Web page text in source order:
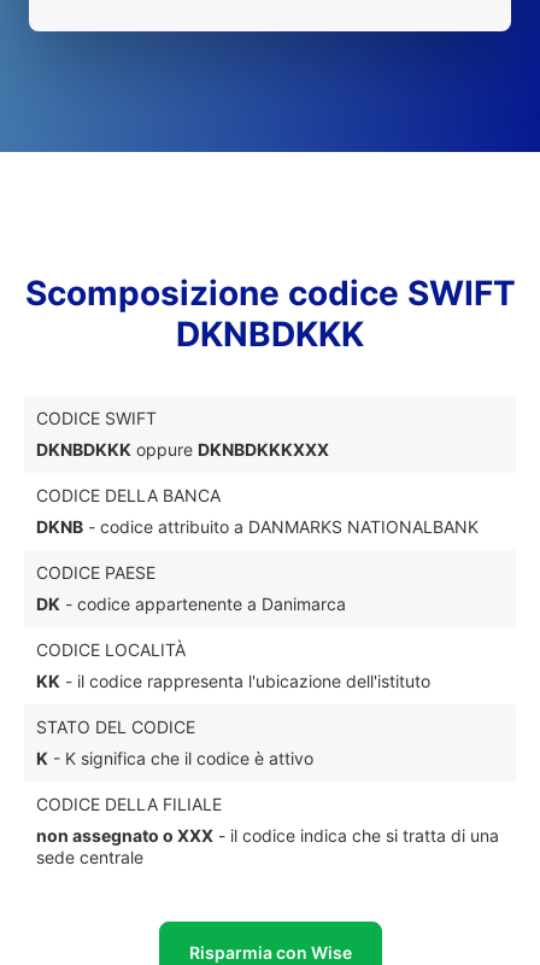
Scomposizione codice SWIFT
DKNBDKKK
CODICE SWIFT
DKNBDKKK oppure DKNBDKKKXXX
CODICE DELLA BANCA
DKNB - codice attribuito a DANMARKS NATIONALBANK
CODICE PAESE
DK - codice appartenente a Danimarca
CODICE LOCALITÀ
KK - il codice rappresenta l'ubicazione dell'istituto
STATO DEL CODICE
K - K significa che il codice è attivo
CODICE DELLA FILIALE
non assegnato o XXX - il codice indica che si tratta di una
sede centrale
Risparmia con Wise